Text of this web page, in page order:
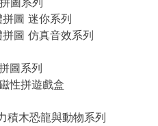
圖 迷你系列
圖 仿真音效系列
圖系列
性拼遊戲盒
積木恐龍與動物系列